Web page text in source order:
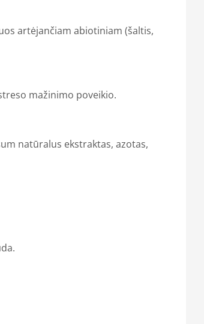
artėjančiam abiotiniam (šaltis,
mažinimo poveikio.
natūralus ekstraktas, azotas,